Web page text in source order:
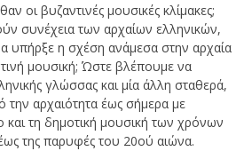
οι βυζαντινές μουσικές κλίμακες;
συνέχεια των αρχαίων ελληνικών,
υπήρξε η σχέση ανάμεσα στην αρχαία
μουσική; Ώστε βλέπουμε να
γλώσσας και μία άλλη σταθερά,
την αρχαιότητα έως σήμερα με
και τη δημοτική μουσική των χρόνων
της παρυφές του 20ού αιώνα.